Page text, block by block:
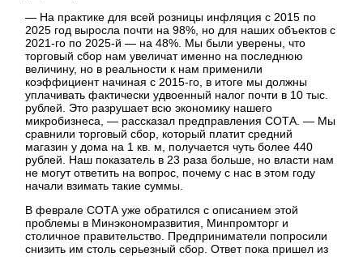
— На практике для всей розницы инфляция с 2015 по
2025 год выросла почти на 98%, но для наших объектов с
2021-го по 2025-й — на 48%. Мы были уверены, что
торговый сбор нам увеличат именно на последнюю
величину, но в реальности к нам применили
коэффициент начиная с 2015-го, в итоге мы должны
уплачивать фактически удвоенный налог почти в 10 тыс.
рублей. Это разрушает всю экономику нашего
микробизнеса, — рассказал предправления СОТА. — Мы
сравнили торговый сбор, который платит средний
магазин у дома на 1 кв. м, получается чуть более 440
рублей. Наш показатель в 23 раза больше, но власти нам
не могут ответить на вопрос, почему с нас в этом году
начали взимать такие суммы.
В феврале СОТА уже обратился с описанием этой
проблемы в Минэкономразвития, Минпромторг и
столичное правительство. Предприниматели попросили
снизить им столь серьезный сбор. Ответ пока пришел из